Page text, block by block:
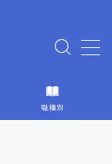
職種別